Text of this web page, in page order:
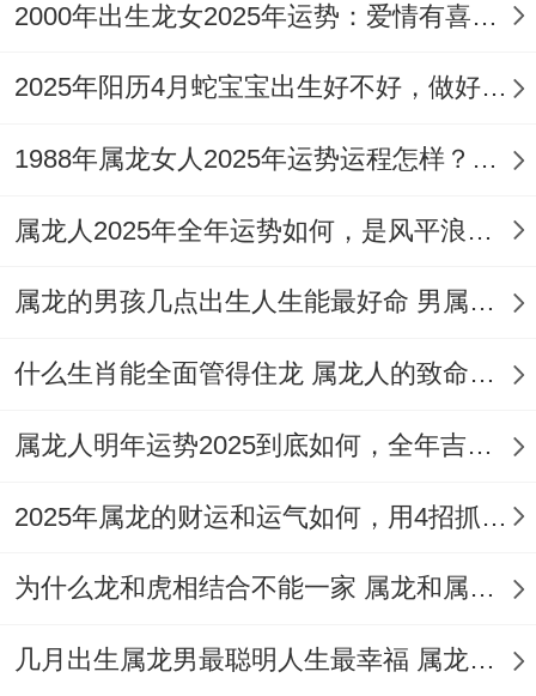
相破组合格局也是六组，如:2024辰丑相
破、2025巳申相破。
得知，2025年犯太岁的是蛇、猪、虎、猴。
属龙的2025年不犯太岁。
三、2025属龙的运气好不好
岁，运气就会好,犯太岁运气就会不好。
其实、并非如此。若是关联到详细的每个人
的命盘，要以“日元”结合整个生辰四柱的格
若是以属相来论，则有需要参考流年吉凶星
2000年出生龙女2025年运势：爱情有喜有忧
2025年阳历4月蛇宝宝出生好不好，做好4点拥有美好未来
1988年属龙女人2025年运势运程怎样？能否低谷反弹
属龙人2025年全年运势如何，是风平浪静还是波澜壮阔
属龙的男孩几点出生人生能最好命 男属龙的性格和脾气都有哪些特征
什么生肖能全面管得住龙 属龙人的致命弱点都有哪些
属龙人明年运势2025到底如何，全年吉大于凶
2025年属龙的财运和运气如何，用4招抓住机遇财运涌来
为什么龙和虎相结合不能一家 属龙和属虎的婚姻能幸福的状况吗
几月出生属龙男最聪明人生最幸福 属龙人取名最旺运势的字